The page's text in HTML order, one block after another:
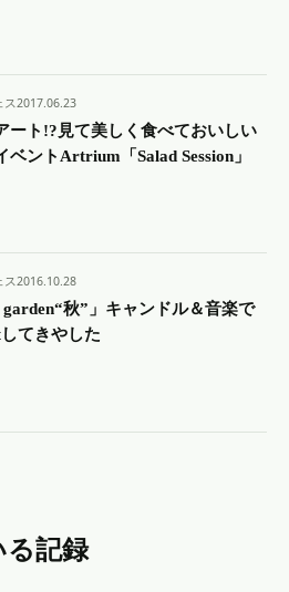
ス 2017.06.23
ート!?見て美しく食べておいしい
ベントArtrium「Salad Session」
ス2016.10.28
garden“秋”」キャンドル＆音楽で
てきやした
る記録